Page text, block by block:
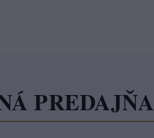
PREDAJŇA